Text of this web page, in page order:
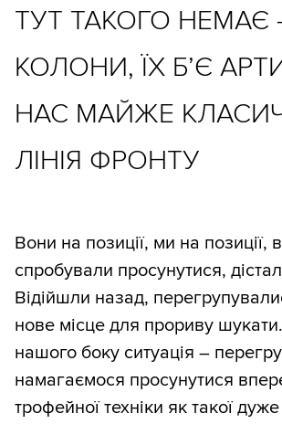
ТУТ ТАКОГО НЕМАЄ
КОЛОНИ, ЇХ Б’Є
НАС МАЙЖЕ
ЛІНІЯ ФРОНТУ
Вони на позиції, ми на позиції,
спробували просунутися,
Відійшли назад,
нове місце для прориву
нашого боку ситуація –
намагаємося просунутися
трофейної техніки як такої